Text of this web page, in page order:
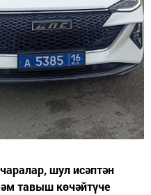
шул исәптән
тавыш көчәйтүче